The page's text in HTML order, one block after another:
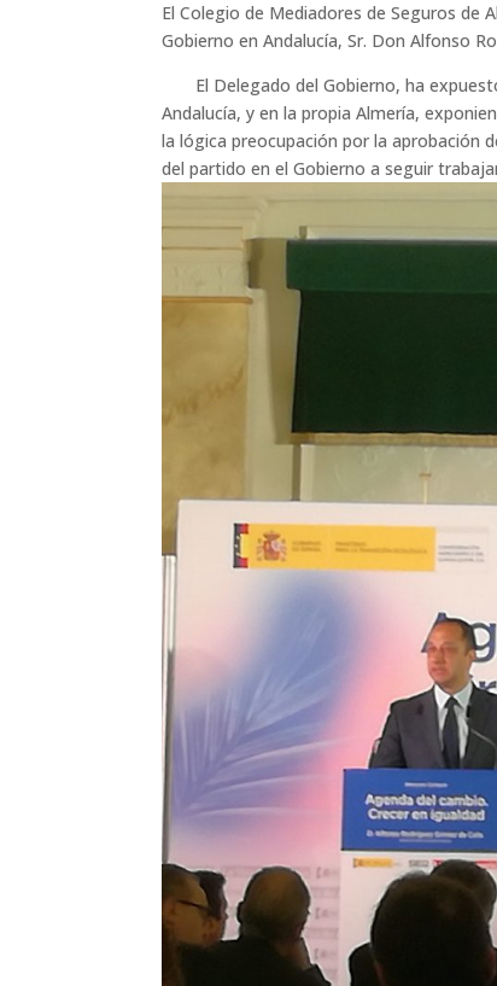
El Colegio de Mediadores de Seguros de
Gobierno en Andalucía, Sr. Don Alfonso
El Delegado del Gobierno, ha
Andalucía, y en la propia Almería,
la lógica preocupación por la aprobación
del partido en el Gobierno a seguir